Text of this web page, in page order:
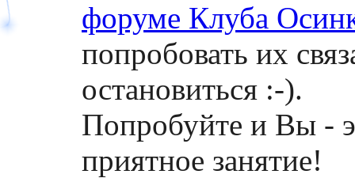
форуме Клуба
попробовать их
остановиться :-).
Попробуйте и Вы -
приятное занятие!